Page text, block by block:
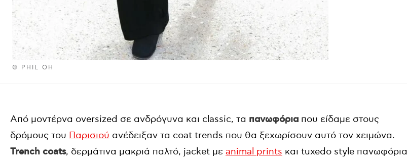
© PHIL OH
Από μοντέρνα oversized σε ανδρόγυνα και classic, τα πανωφόρια που είδαμε στους
δρόμους του Παρισιού ανέδειξαν τα coat trends που θα ξεχωρίσουν αυτό τον χειμώνα.
Trench coats, δερμάτινα μακριά παλτό, jacket με animal prints και tuxedo style πανωφόρια